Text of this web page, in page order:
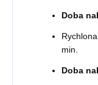
Doba
min.
Doba